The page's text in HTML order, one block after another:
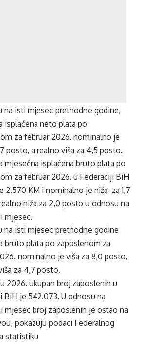
na isti mjesec prethodne godine,
isplaćena neto plata po
za februar 2026. nominalno je
posto, a realno viša za 4,5 posto.
mjesečna isplaćena bruto plata po
za februar 2026. u Federaciji BiH
2.570 KM i nominalno je niža za 1,7
niža za 2,0 posto u odnosu na
mjesec.
na isti mjesec prethodne godine
bruto plata po zaposlenom za
nominalno je viša za 8,0 posto,
za 4,7 posto.
2026. ukupan broj zaposlenih u
BiH je 542.073. U odnosu na
mjesec broj zaposlenih je ostao na
pokazuju podaci Federalnog
statistiku